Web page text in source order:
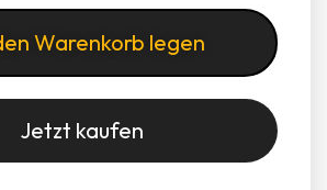
Warenkorb legen
Jetzt kaufen